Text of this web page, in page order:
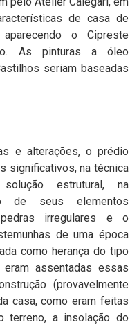
de casa de
o Cipreste
As pinturas a óleo
seriam baseadas
e alterações, o prédio
significativos, na técnica
estrutural, na
de seus elementos
irregulares e o
de uma época
como herança do tipo
assentadas essas
(provavelmente
casa, como eram feitas
terreno, a insolação do